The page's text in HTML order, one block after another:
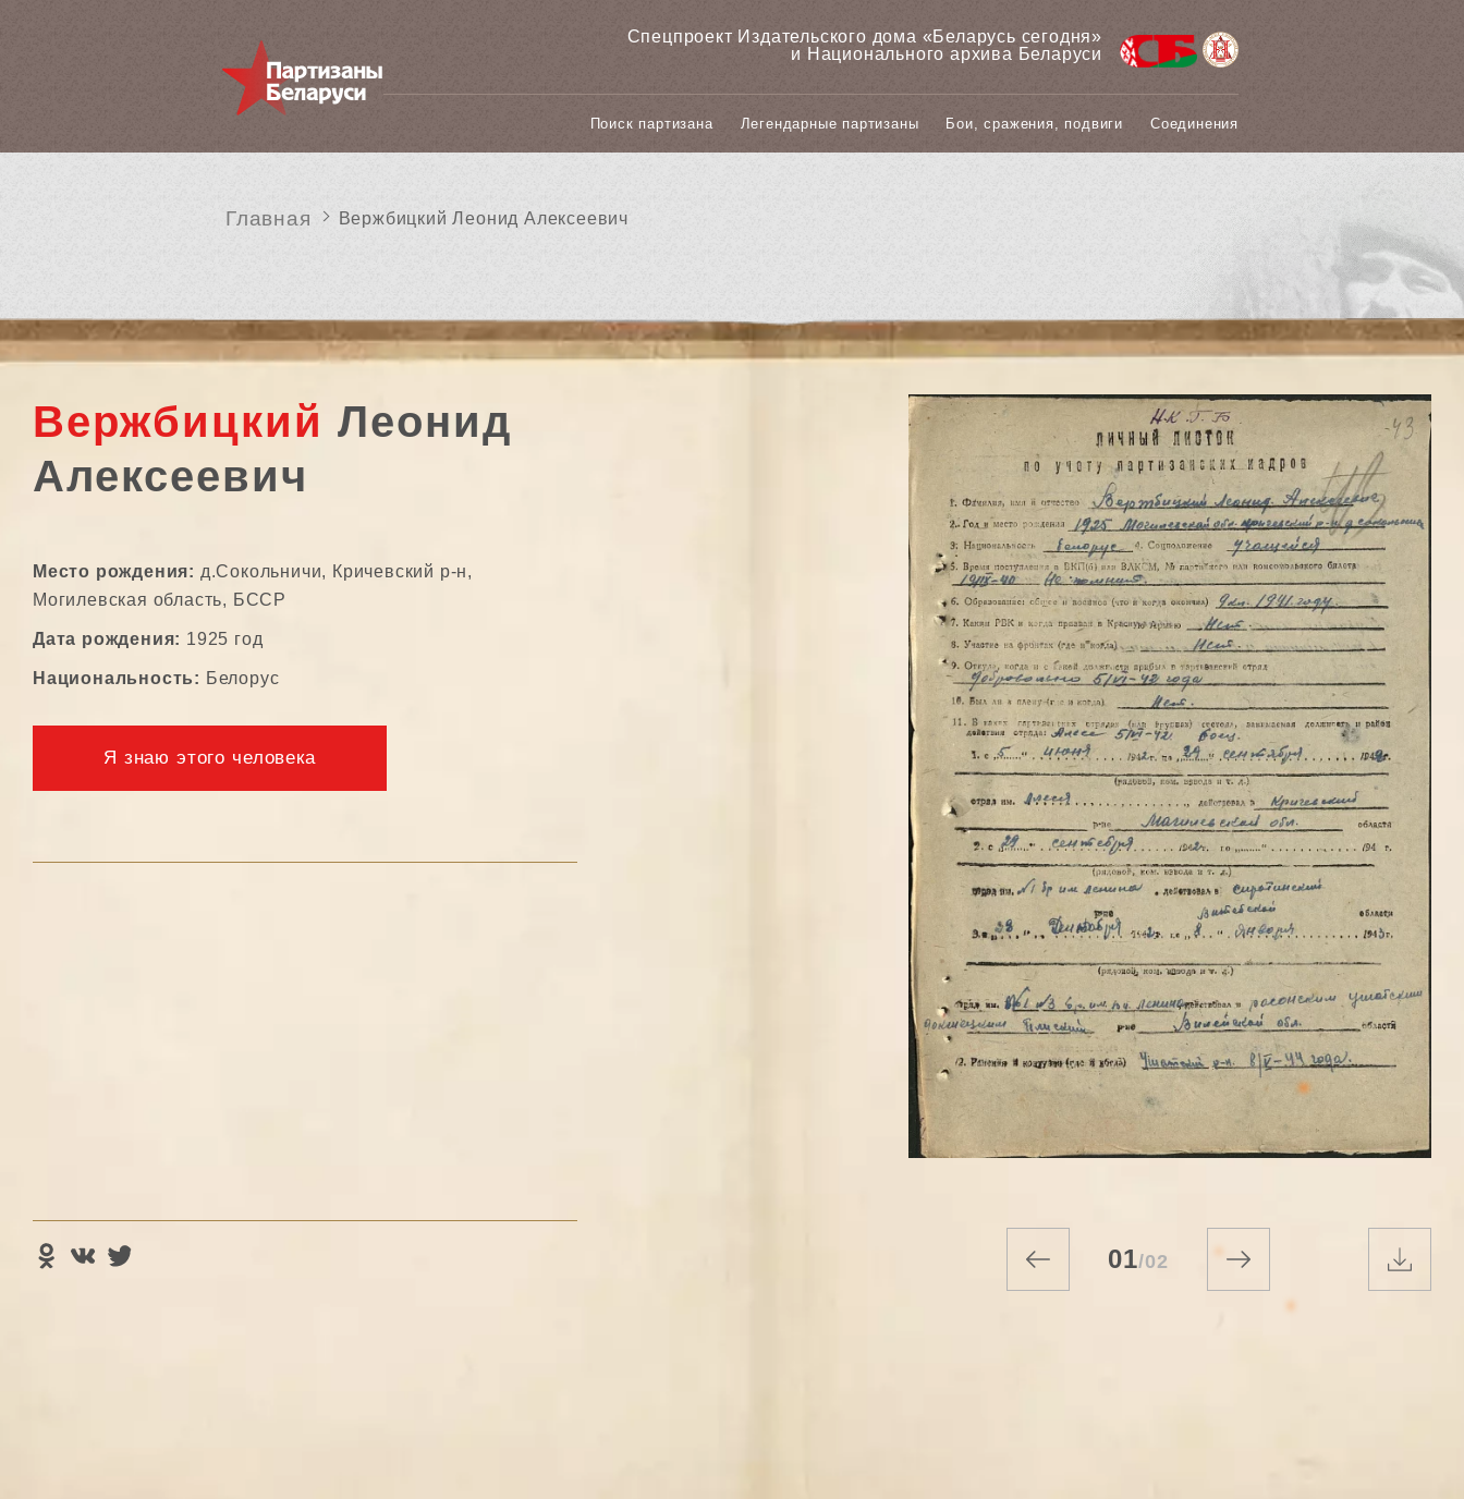
Спецпроект Издательского дома «‎Беларусь сегодня»
и Национального архива Беларуси
Поиск партизана Легендарные партизаны Бои, сражения, подвиги Соединения
Главная Вержбицкий Леонид Алексеевич
Вержбицкий Леонид
Алексеевич
Место рождения: д.Сокольничи, Кричевский р-н,
Могилевская область, БССР
Дата рождения: 1925 год
Национальность: Белорус
Я знаю этого человека
01/02